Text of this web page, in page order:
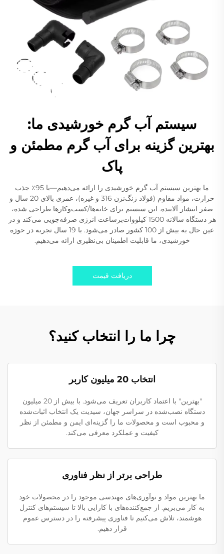
سیستم آب گرم خورشیدی ما:
بهترین گزینه برای آب گرم مطمئن و
پاک
ما بهترین سیستم آب گرم خورشیدی را ارائه می‌دهیم—با 95٪ جذب
حرارت، مواد مقاوم (فولاد زنگ‌نزن 316 و غیره)، عمری بالای 20 سال و
صفر انتشار آلاینده. این سیستم برای خانه‌ها/کسب‌وکارها طراحی شده،
هر دستگاه سالانه 1500 کیلووات‌برساعت انرژی صرفه‌جویی می‌کند و در
عین حال به بیش از 100 کشور صادر می‌شود. با 19 سال تجربه در حوزه
خورشیدی، ما قابلیت اطمینان بی‌نظیری ارائه می‌دهیم.
دریافت قیمت
چرا ما را انتخاب کنید؟
انتخاب 20 میلیون کاربر
"بهترین" با اعتماد کاربران تعریف می‌شود. با بیش از 20 میلیون
دستگاه نصب‌شده در سراسر جهان، سیدیت یک انتخاب اثبات‌شده
و محبوب است و محصولات ما را گزینه‌ای ایمن و مطمئن از نظر
کیفیت و عملکرد معرفی می‌کند.
طراحی برتر از نظر فناوری
ما بهترین مواد و نوآوری‌های مهندسی موجود را در محصولات خود
به کار می‌بریم. از جمع‌کننده‌های با کارایی بالا تا سیستم‌های کنترل
هوشمند، تلاش می‌کنیم تا فناوری پیشرفته را در دسترس عموم
قرار دهیم.